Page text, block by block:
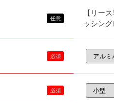
【リー
ッシン